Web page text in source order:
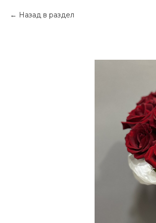
Назад в раздел